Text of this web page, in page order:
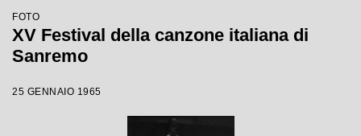
FOTO
XV Festival della canzone italiana di
Sanremo
25 GENNAIO 1965